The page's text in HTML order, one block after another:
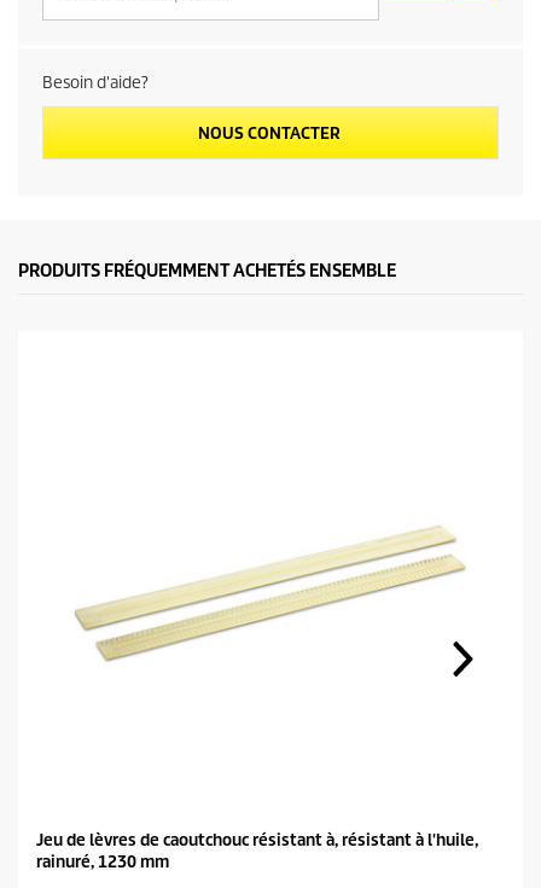
Besoin d'aide?
NOUS CONTACTER
PRODUITS FRÉQUEMMENT ACHETÉS ENSEMBLE
Jeu de lèvres de caoutchouc résistant à, résistant à l'huile,
rainuré, 1230 mm